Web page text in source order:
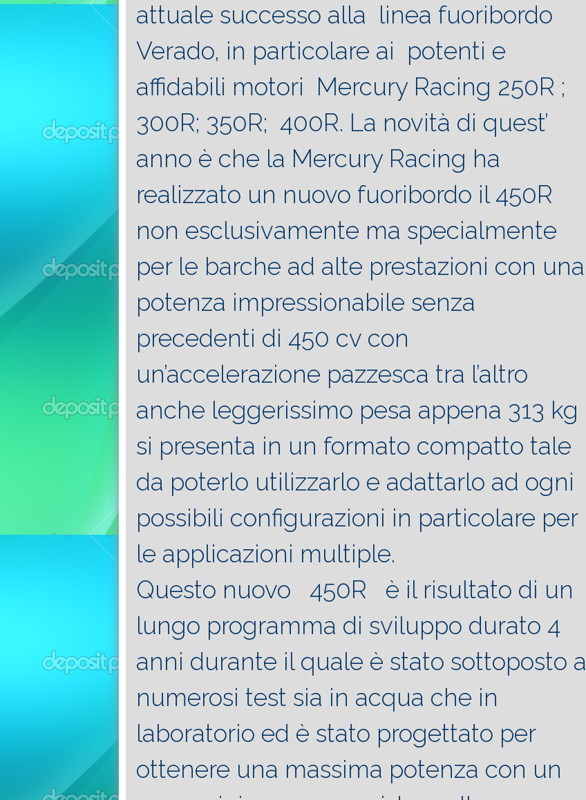
attuale successo alla linea fuoribordo
Verado, in particolare ai potenti e
affidabili motori Mercury Racing 250R ;
300R; 350R; 400R. La novità di quest’
anno è che la Mercury Racing ha
realizzato un nuovo fuoribordo il 450R
non esclusivamente ma specialmente
per le barche ad alte prestazioni con una
potenza impressionabile senza
precedenti di 450 cv con
un’accelerazione pazzesca tra l’altro
anche leggerissimo pesa appena 313 kg
si presenta in un formato compatto tale
da poterlo utilizzarlo e adattarlo ad ogni
possibili configurazioni in particolare per
le applicazioni multiple.
Questo nuovo 450R è il risultato di un
lungo programma di sviluppo durato 4
anni durante il quale è stato sottoposto a
numerosi test sia in acqua che in
laboratorio ed è stato progettato per
ottenere una massima potenza con un
6, 2022
Fountain 38SC
abitabilità,
affidabilità
e
prestazioni
Maggio
Multiple
questions
Aprile
25, 2016
AND
KING
at the